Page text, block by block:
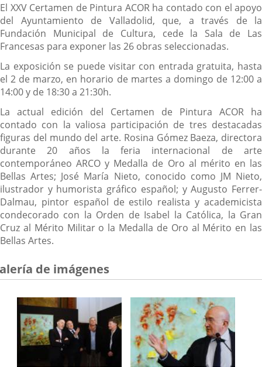
El XXV Certamen de Pintura ACOR ha contado con el apoyo
del Ayuntamiento de Valladolid, que, a través de la
Fundación Municipal de Cultura, cede la Sala de Las
Francesas para exponer las 26 obras seleccionadas.
La exposición se puede visitar con entrada gratuita, hasta
el 2 de marzo, en horario de martes a domingo de 12:00 a
14:00 y de 18:30 a 21:30h.
La actual edición del Certamen de Pintura ACOR ha
contado con la valiosa participación de tres destacadas
figuras del mundo del arte. Rosina Gómez Baeza, directora
durante 20 años la feria internacional de arte
contemporáneo ARCO y Medalla de Oro al mérito en las
Bellas Artes; José María Nieto, conocido como JM Nieto,
ilustrador y humorista gráfico español; y Augusto Ferrer-
Dalmau, pintor español de estilo realista y academicista
condecorado con la Orden de Isabel la Católica, la Gran
Cruz al Mérito Militar o la Medalla de Oro al Mérito en las
Bellas Artes.
de imágenes